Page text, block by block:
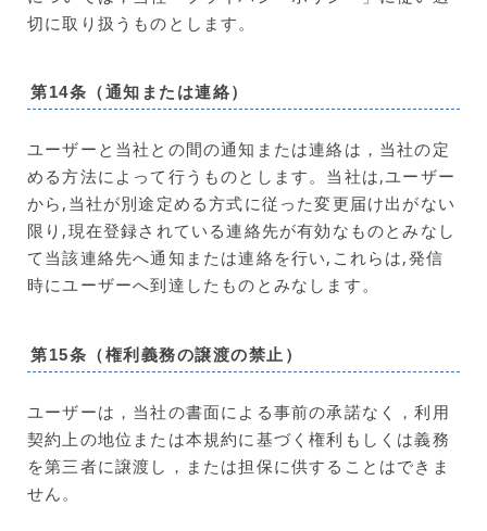
切に取り扱うものとします。
第14条（通知または連絡）
ユーザーと当社との間の通知または連絡は，当社の定
める方法によって行うものとします。当社は,ユーザー
から,当社が別途定める方式に従った変更届け出がない
限り,現在登録されている連絡先が有効なものとみなし
て当該連絡先へ通知または連絡を行い,これらは,発信
時にユーザーへ到達したものとみなします。
第15条（権利義務の譲渡の禁止）
ユーザーは，当社の書面による事前の承諾なく，利用
契約上の地位または本規約に基づく権利もしくは義務
を第三者に譲渡し，または担保に供することはできま
せん。